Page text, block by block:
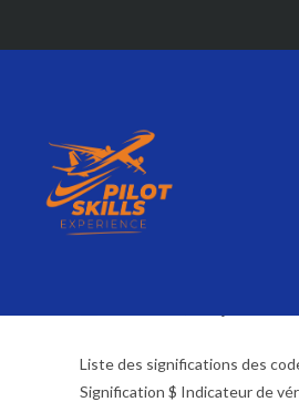
Acronymes et
Liste des significations des
Signification $ Indicateur de